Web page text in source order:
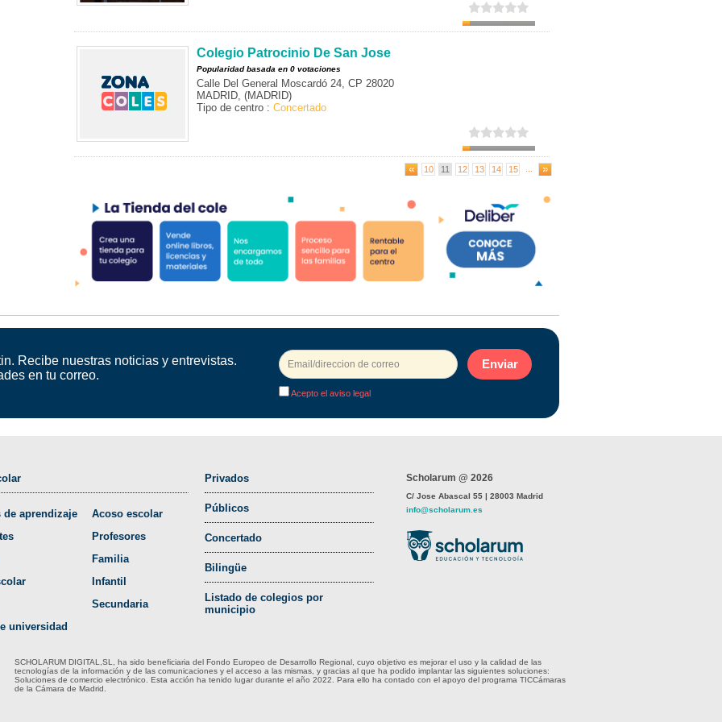
Colegio Patrocinio De San Jose
Popularidad basada en 0 votaciones
Calle Del General Moscardó 24, CP 28020
MADRID, (MADRID)
Tipo de centro : Concertado
10 11 12 13 14 15
Recibe nuestras noticias y entrevistas.
en tu correo.
Enviar
Acepto el aviso legal
de aprendizaje
universidad
Acoso escolar
Profesores
Familia
Infantil
Secundaria
Privados
Públicos
Concertado
Bilingüe
Listado de colegios por
municipio
Scholarum @ 2026
C/ Jose Abascal 55 | 28003 Madrid
info@scholarum.es
SCHOLARUM DIGITAL,SL, ha sido beneficiaria del Fondo Europeo de Desarrollo Regional, cuyo objetivo es mejorar el uso y la calidad de las
tecnologías de la información y de las comunicaciones y el acceso a las mismas, y gracias al que ha podido implantar las siguientes soluciones:
Soluciones de comercio electrónico. Esta acción ha tenido lugar durante el año 2022. Para ello ha contado con el apoyo del programa TICCámaras
de la Cámara de Madrid.